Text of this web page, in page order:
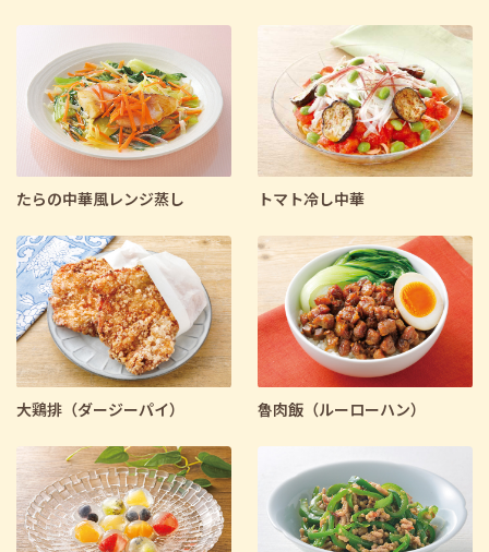
たらの中華風レンジ蒸し トマト冷し中華
大鶏排（ダージーパイ） 魯肉飯（ルーローハン）